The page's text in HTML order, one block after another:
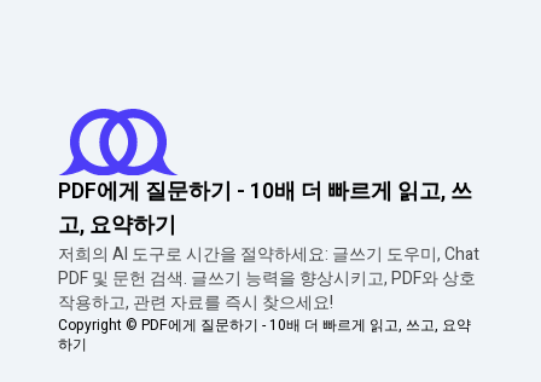
PDF에게 질문하기 - 10배 더 빠르게 읽고, 쓰
고, 요약하기
저희의 AI 도구로 시간을 절약하세요: 글쓰기 도우미, Chat
PDF 및 문헌 검색. 글쓰기 능력을 향상시키고, PDF와 상호
작용하고, 관련 자료를 즉시 찾으세요!
Copyright © PDF에게 질문하기 - 10배 더 빠르게 읽고, 쓰고, 요약
하기